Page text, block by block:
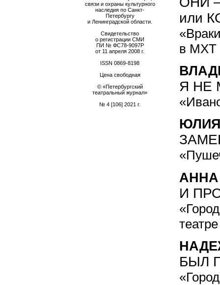
связи и охраны культурного
наследия по Санкт-
Петербургу
и Ленинградской области.
Свидетельство
о регистрации СМИ
ПИ № ФС78-9097Р
от 11 апреля 2008 г.
ISSN 0869-8198
Цена свободная
© «Петербургский
театральный журнал»
№ 4 [106] 2021 г.
или
в МХТ
Я НЕ
И
театре
БЫЛ